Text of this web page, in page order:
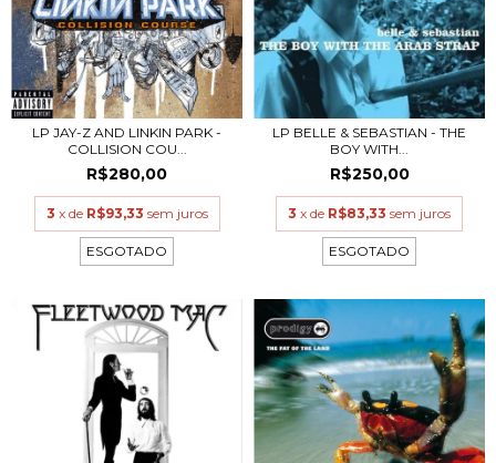
LP JAY-Z AND LINKIN PARK -
COLLISION COU...
R$280,00
3 x de R$93,33 sem juros
ESGOTADO
LP BELLE & SEBASTIAN - THE
BOY WITH...
R$250,00
3 x de R$83,33 sem juros
ESGOTADO